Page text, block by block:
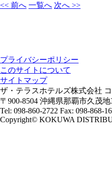
<< 前へ 一覧へ 次へ >>
プライバシーポリシー
このサイトについて
サイトマップ
ザ・テラスホテルズ株式会社
〒900-8504 沖縄県那覇市久茂
Tel: 098-860-2722 Fax: 098-868-
Copyright© KOKUWA